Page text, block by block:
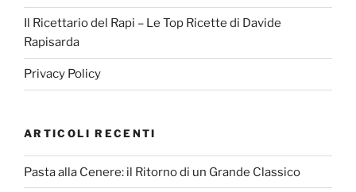
Il Ricettario del Rapi – Le Top Ricette di Davide
Rapisarda
Privacy Policy
ARTICOLI RECENTI
Pasta alla Cenere: il Ritorno di un Grande Classico